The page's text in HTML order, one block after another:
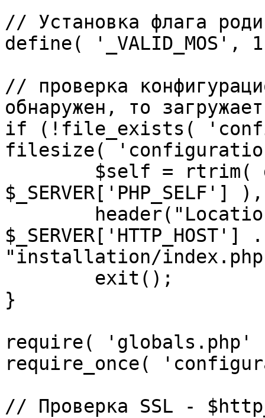
// Установка флага
define( '_VALID_MOS',
// проверка
обнаружен, то
if (!file_exists(
filesize(
"installation/
}
require(
require_once(
// Проверка SSL -